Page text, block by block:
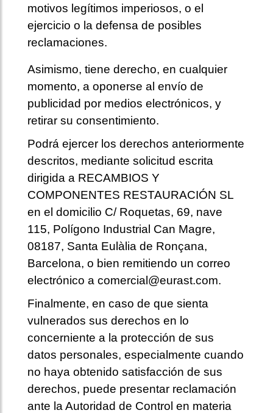
motivos legítimos imperiosos, o el
ejercicio o la defensa de posibles
reclamaciones.
Asimismo, tiene derecho, en cualquier
momento, a oponerse al envío de
publicidad por medios electrónicos, y
retirar su consentimiento.
Podrá ejercer los derechos anteriormente
descritos, mediante solicitud escrita
dirigida a RECAMBIOS Y
COMPONENTES RESTAURACIÓN SL
en el domicilio C/ Roquetas, 69, nave
115, Polígono Industrial Can Magre,
08187, Santa Eulàlia de Ronçana,
Barcelona, o bien remitiendo un correo
electrónico a comercial@eurast.com.
Finalmente, en caso de que sienta
vulnerados sus derechos en lo
concerniente a la protección de sus
datos personales, especialmente cuando
no haya obtenido satisfacción de sus
derechos, puede presentar reclamación
ante la Autoridad de Control en materia